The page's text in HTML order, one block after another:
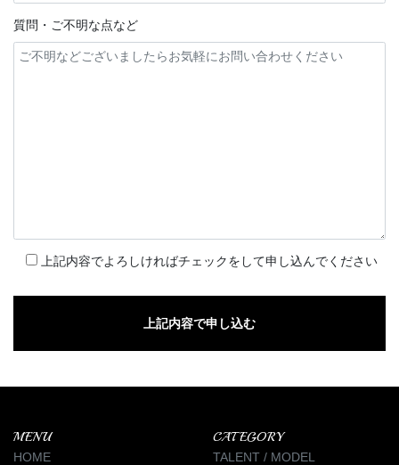
質問・ご不明な点など
上記内容でよろしければチェックをして申し込んでください
MENU
HOME
CATEGORY
TALENT / MODEL